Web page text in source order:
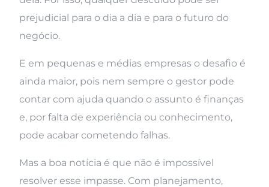
prejudicial para o dia a dia e para o futuro do
negócio.
E em pequenas e médias empresas o desafio é
ainda maior, pois nem sempre o gestor pode
contar com ajuda quando o assunto é finanças
e, por falta de experiência ou conhecimento,
pode acabar cometendo falhas.
Mas a boa notícia é que não é impossível
resolver esse impasse. Com planejamento,